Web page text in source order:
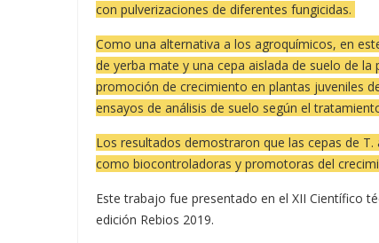
con pulverizaciones de diferentes fungicidas.
Como una alternativa a los agroquímicos, en
de yerba mate y una cepa aislada de suelo de
promoción de crecimiento en plantas juveniles
ensayos de análisis de suelo según el
Los resultados demostraron que las cepas de
como biocontroladoras y promotoras del
Este trabajo fue presentado en el XII Científico
edición Rebios 2019.